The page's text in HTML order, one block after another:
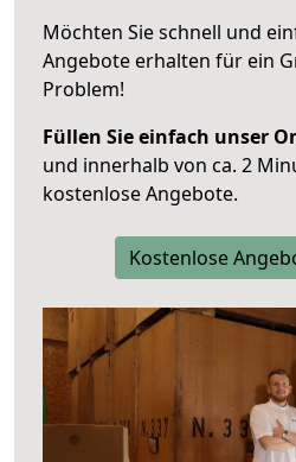
Möchten Sie schnell und
Angebote erhalten für ein
Problem!
Füllen Sie einfach unser
und innerhalb von ca. 2
kostenlose Angebote.
Kostenlose